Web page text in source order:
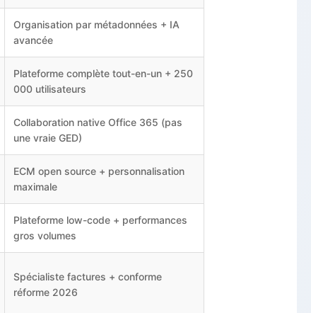
Organisation par métadonnées + IA
avancée
Plateforme complète tout-en-un + 250
000 utilisateurs
Collaboration native Office 365 (pas
une vraie GED)
ECM open source + personnalisation
maximale
Plateforme low-code + performances
gros volumes
Spécialiste factures + conforme
réforme 2026